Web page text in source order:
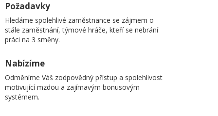
Požadavky
Hledáme spolehlivé zaměstnance se zájmem o
stále zaměstnání, týmové hráče, kteří se nebrání
práci na 3 směny.
Nabízíme
Odměníme Váš zodpovědný přístup a spolehlivost
motivující mzdou a zajímavým bonusovým
systémem.